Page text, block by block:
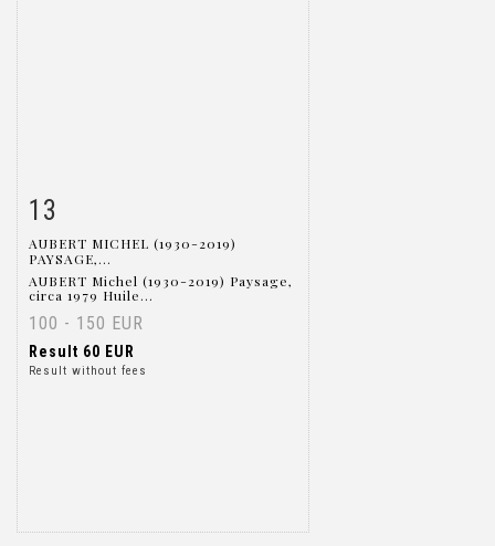
13
AUBERT MICHEL (1930-2019)
PAYSAGE,...
AUBERT Michel (1930-2019) Paysage,
circa 1979 Huile...
100 - 150 EUR
Result 60 EUR
Result without fees